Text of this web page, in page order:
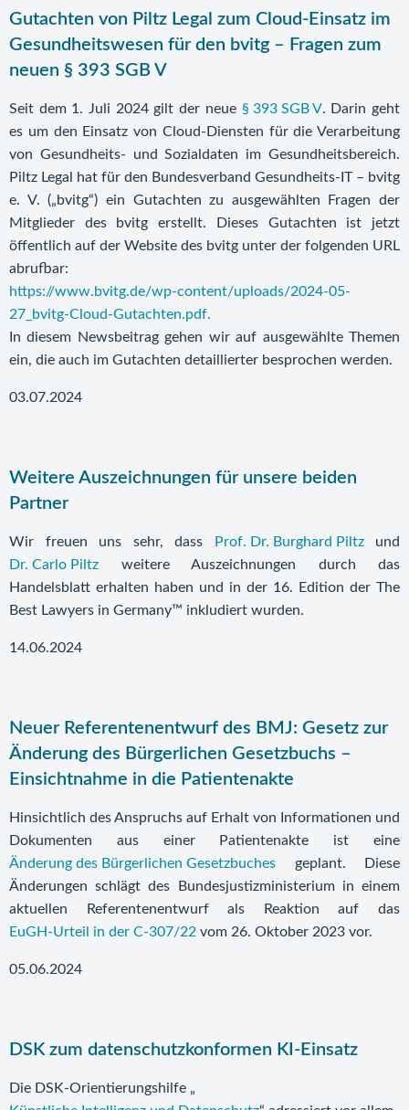
Gutachten von Piltz Legal zum Cloud-Einsatz im
Gesundheitswesen für den bvitg – Fragen zum
neuen § 393 SGB V
Seit dem 1. Juli 2024 gilt der neue § 393 SGB V. Darin geht
es um den Einsatz von Cloud-Diensten für die Verarbeitung
von Gesundheits- und Sozialdaten im Gesundheitsbereich.
Piltz Legal hat für den Bundesverband Gesundheits-IT – bvitg
e. V. („bvitg“) ein Gutachten zu ausgewählten Fragen der
Mitglieder des bvitg erstellt. Dieses Gutachten ist jetzt
öffentlich auf der Website des bvitg unter der folgenden URL
abrufbar:
https://www.bvitg.de/wp-content/uploads/2024-05-
27_bvitg-Cloud-Gutachten.pdf.
In diesem Newsbeitrag gehen wir auf ausgewählte Themen
ein, die auch im Gutachten detaillierter besprochen werden.
03.07.2024
Weitere Auszeichnungen für unsere beiden
Partner
Wir freuen uns sehr, dass Prof. Dr. Burghard Piltzund
Dr. Carlo Piltz weitere Auszeichnungen durch das
Handelsblatt erhalten haben und in der 16. Edition der The
Best Lawyers in Germany™ inkludiert wurden.
14.06.2024
Neuer Referentenentwurf des BMJ: Gesetz zur
Änderung des Bürgerlichen Gesetzbuchs –
Einsichtnahme in die Patientenakte
Hinsichtlich des Anspruchs auf Erhalt von Informationen und
Dokumenten aus einer Patientenakte ist eine
Änderung des Bürgerlichen Gesetzbuches geplant. Diese
Änderungen schlägt des Bundesjustizministerium in einem
aktuellen Referentenentwurf als Reaktion auf das
EuGH-Urteil in der C‑307/22 vom 26. Oktober 2023 vor.
05.06.2024
DSK zum datenschutzkonformen KI-Einsatz
Die DSK-Orientierungshilfe „